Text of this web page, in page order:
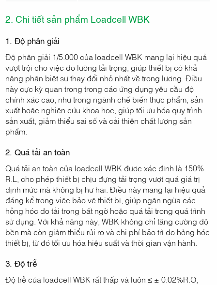
2. Chi tiết sản phẩm Loadcell WBK
1. Độ phân giải
Độ phân giải 1/5.000 của loadcell WBK mang lại hiệu quả
vượt trội cho việc đo lường tải trọng, giúp thiết bị có khả
năng phân biệt sự thay đổi nhỏ nhất về trọng lượng. Điều
này cực kỳ quan trọng trong các ứng dụng yêu cầu độ
chính xác cao, như trong ngành chế biến thực phẩm, sản
xuất hoặc nghiên cứu khoa học, giúp tối ưu hóa quy trình
sản xuất, giảm thiểu sai số và cải thiện chất lượng sản
phẩm.
2. Quá tải an toàn
Quá tải an toàn của loadcell WBK được xác định là 150%
R.L, cho phép thiết bị chịu đựng tải trọng vượt quá giá trị
định mức mà không bị hư hại. Điều này mang lại hiệu quả
đáng kể trong việc bảo vệ thiết bị, giúp ngăn ngừa các
hỏng hóc do tải trọng bất ngờ hoặc quá tải trong quá trình
sử dụng. Với khả năng này, WBK không chỉ tăng cường độ
bền mà còn giảm thiểu rủi ro và chi phí bảo trì do hỏng hóc
thiết bị, từ đó tối ưu hóa hiệu suất và thời gian vận hành.
3. Độ trễ
Độ trễ của loadcell WBK rất thấp và luôn ≤ ± 0.02%R.O,